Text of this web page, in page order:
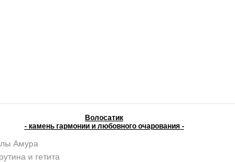
Волосатик
- камень гармонии и любовного очарования -
Амура
и гетита